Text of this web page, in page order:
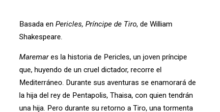
Basada en Pericles, Príncipe de Tiro, de William
Shakespeare.
Maremares la historia de Pericles, un joven príncipe
que, huyendo de un cruel dictador, recorre el
Mediterráneo. Durante sus aventuras se enamorará de
la hija del rey de Pentapolis, Thaisa, con quien tendrán
una hija. Pero durante su retorno a Tiro, una tormenta